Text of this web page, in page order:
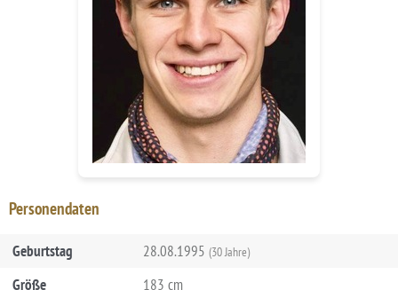
Personendaten
Geburtstag 28.08.1995 (30 Jahre)
Größe
183 cm